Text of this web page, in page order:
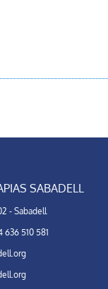
SABADELL
- Sabadell
636 510 581